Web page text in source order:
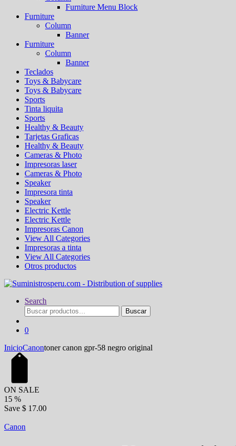
Furniture Menu Block
Furniture
Column
Banner
Furniture
Column
Banner
Teclados
Toys & Babycare
Toys & Babycare
Sports
Tinta liquita
Sports
Healthy & Beauty
Tarjetas Graficas
Healthy & Beauty
Cameras & Photo
Impresoras laser
Cameras & Photo
Speaker
Impresora tinta
Speaker
Electric Kettle
Electric Kettle
Impresoras Canon
View All Categories
Impresoras a tinta
View All Categories
Otros productos
Search
Buscar
por:
Buscar
0
InicioCanontoner canon gpr-58 negro original
ON SALE
15 %
Save $ 17.00
Canon